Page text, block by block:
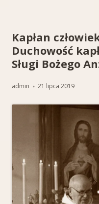
Kapłan
Duchowość
Sługi Bożego
Autor
admin Opublikowano
21 lipca 2019